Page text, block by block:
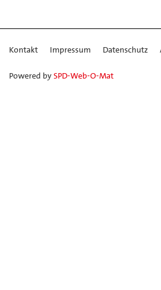
Kontakt Impressum Datenschutz
Powered bySPD-Web-O-Mat